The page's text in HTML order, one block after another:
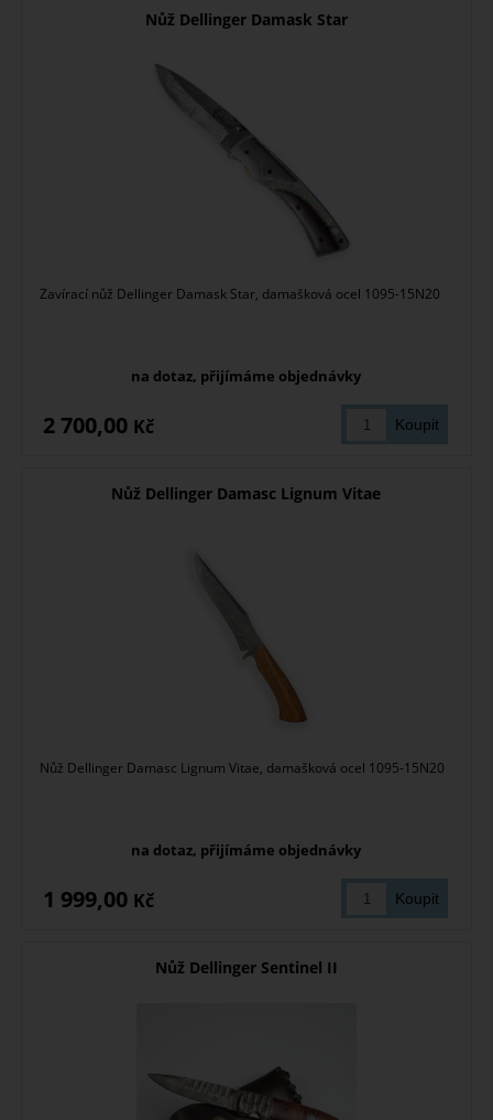
Nůž Dellinger Damask Star
Zavírací nůž Dellinger Damask Star, damašková ocel 1095-15N20
na dotaz, přijímáme objednávky
2 700,00 Kč
Nůž Dellinger Damasc Lignum Vitae
Nůž Dellinger Damasc Lignum Vitae, damašková ocel 1095-15N20
na dotaz, přijímáme objednávky
1 999,00 Kč
Nůž Dellinger Sentinel II